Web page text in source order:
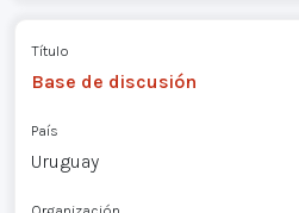
Título
Base de discusión
País
Uruguay